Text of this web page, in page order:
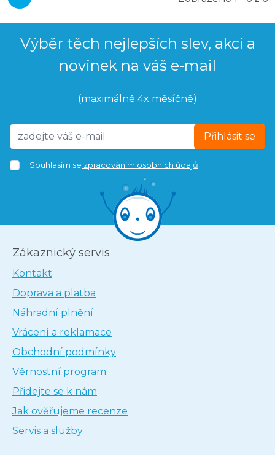
Výběr těch nejlepších slev, akcí a
novinek na váš e-mail
(maximálně 4x měsíčně)
Přihlásit se
Souhlasím se zpracováním osobních údajů
Zákaznický servis
Kontakt
Doprava a platba
Náhradní plnění
Vrácení a reklamace
Obchodní podmínky
Věrnostní program
Přidejte se k nám
Jak ověřujeme recenze
Servis a služby